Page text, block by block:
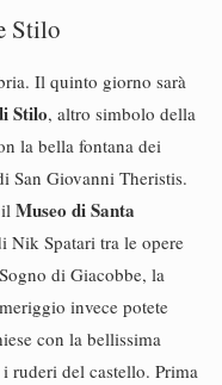
Stilo
Il quinto giorno sarà
Stilo, altro simbolo della
la bella fontana dei
San Giovanni Theristis.
Museo di Santa
Nik Spatari tra le opere
di Giacobbe, la
invece potete
con la bellissima
ruderi del castello. Prima